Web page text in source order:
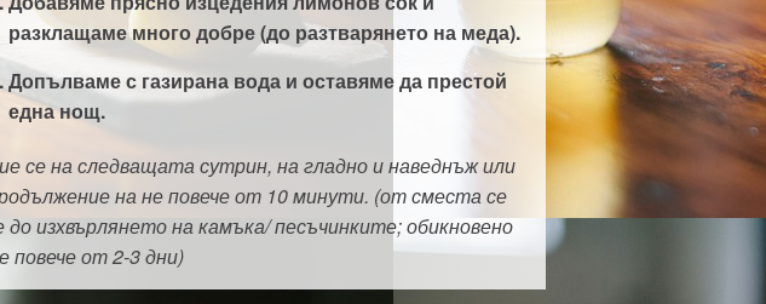
разклащаме много добре (до разтварянето на меда).
Допълваме с газирана вода и оставяме да престой
една нощ.
се на следващата сутрин, на гладно и наведнъж или
на не повече от 10 минути. (от сместа се
до изхвърлянето на камъка/ песъчинките; обикновено
повече от 2-3 дни)